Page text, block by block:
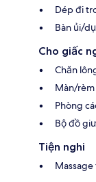
Dép đi
Bàn ủi/
Cho giấc
Chăn
Màn/rèm
Phòng
Bộ đồ
Tiện nghi